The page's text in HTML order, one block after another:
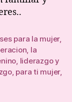
en
Mujer
para la mujer,
, la
, liderazgo y
, para ti mujer,